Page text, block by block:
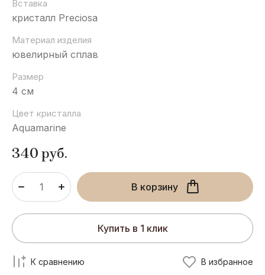
Вставка
кристалл Preciosa
Материал изделия
ювелирный сплав
Размер
4 см
Цвет кристалла
Aquamarine
340 руб.
В корзину
Купить в 1 клик
К сравнению В избранное